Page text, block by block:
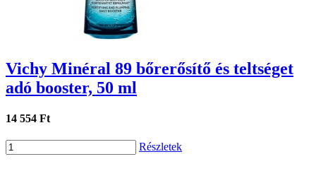
Vichy Minéral 89 bőrerősítő és teltséget
adó booster, 50 ml
14 554 Ft
Részletek